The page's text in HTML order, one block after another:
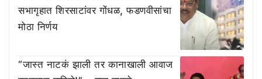
सभागृहात शिरसाटांवर गोंधळ, फडणवीसांचा
मोठा निर्णय
“जास्त नाटकं झाली तर कानाखाली आवाज